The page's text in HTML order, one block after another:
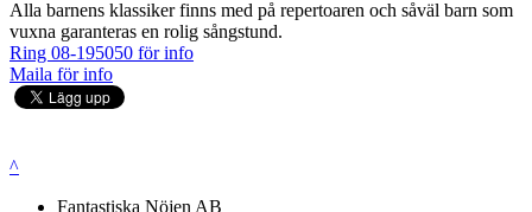
Alla barnens klassiker finns med på repertoaren och såväl barn som
vuxna garanteras en rolig sångstund.
Ring 08-195050 för info
Maila för info
^
Fantastiska Nöjen AB